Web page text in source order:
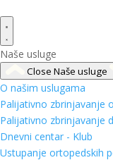
Naše usluge
Close Naše usluge
O našim uslugama
Palijativno zbrinjavanje
Palijativno zbrinjavanje
Dnevni centar - Klub
Ustupanje ortopedskih